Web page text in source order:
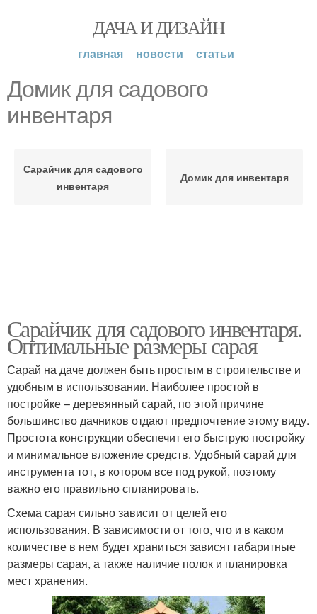
ДАЧА И ДИЗАЙН
главная новости статьи
Домик для садового
инвентаря
Сарайчик для садового
инвентаря
Домик для инвентаря
Сарайчик для садового инвентаря.
Оптимальные размеры сарая
Сарай на даче должен быть простым в строительстве и
удобным в использовании. Наиболее простой в
постройке – деревянный сарай, по этой причине
большинство дачников отдают предпочтение этому виду.
Простота конструкции обеспечит его быструю постройку
и минимальное вложение средств. Удобный сарай для
инструмента тот, в котором все под рукой, поэтому
важно его правильно спланировать.
Схема сарая сильно зависит от целей его
использования. В зависимости от того, что и в каком
количестве в нем будет храниться зависят габаритные
размеры сарая, а также наличие полок и планировка
мест хранения.